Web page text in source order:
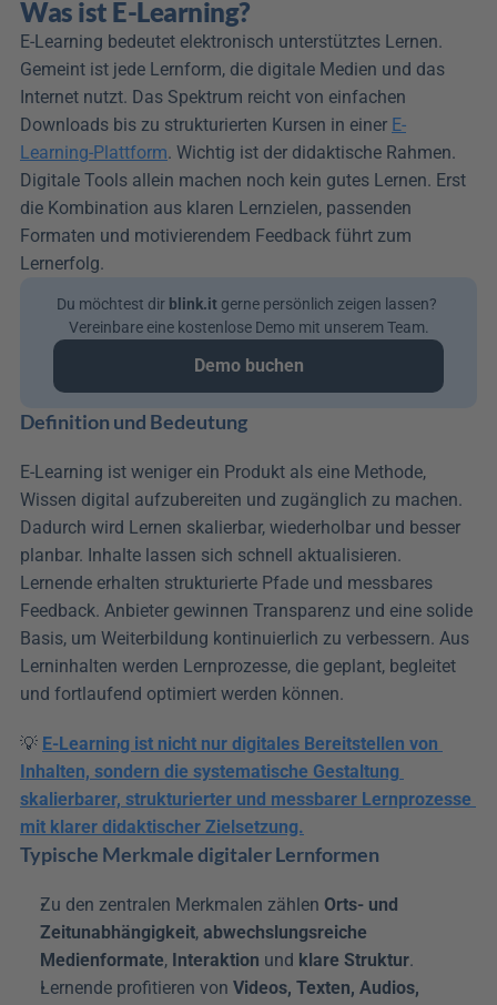
Was ist E-Learning?
E-Learning bedeutet elektronisch unterstütztes Lernen.
Gemeint ist jede Lernform, die digitale Medien und das
Internet nutzt. Das Spektrum reicht von einfachen
Downloads bis zu strukturierten Kursen in einer E-
Learning-Plattform. Wichtig ist der didaktische Rahmen.
Digitale Tools allein machen noch kein gutes Lernen. Erst
die Kombination aus klaren Lernzielen, passenden
Formaten und motivierendem Feedback führt zum
Lernerfolg.
Definition und Bedeutung
E-Learning ist weniger ein Produkt als eine Methode,
Wissen digital aufzubereiten und zugänglich zu machen.
Dadurch wird Lernen skalierbar, wiederholbar und besser
planbar. Inhalte lassen sich schnell aktualisieren.
Lernende erhalten strukturierte Pfade und messbares
Feedback. Anbieter gewinnen Transparenz und eine solide
Basis, um Weiterbildung kontinuierlich zu verbessern. Aus
Lerninhalten werden Lernprozesse, die geplant, begleitet
und fortlaufend optimiert werden können.
💡 E-Learning ist nicht nur digitales Bereitstellen von
Inhalten, sondern die systematische Gestaltung
skalierbarer, strukturierter und messbarer Lernprozesse
mit klarer didaktischer Zielsetzung.
Du möchtest dir blink.it gerne persönlich zeigen lassen?
Vereinbare eine kostenlose Demo mit unserem Team.
Demo buchen
Typische Merkmale digitaler Lernformen
Zu den zentralen Merkmalen zählen Orts- und
Zeitunabhängigkeit, abwechslungsreiche
Medienformate, Interaktion und klare Struktur.
Lernende profitieren von Videos, Texten, Audios,